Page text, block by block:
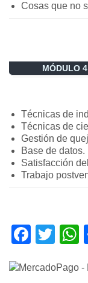
Cosas que no
MÓDULO
Técnicas de
Técnicas de
Gestión de
Base de datos.
Satisfacción
Trabajo